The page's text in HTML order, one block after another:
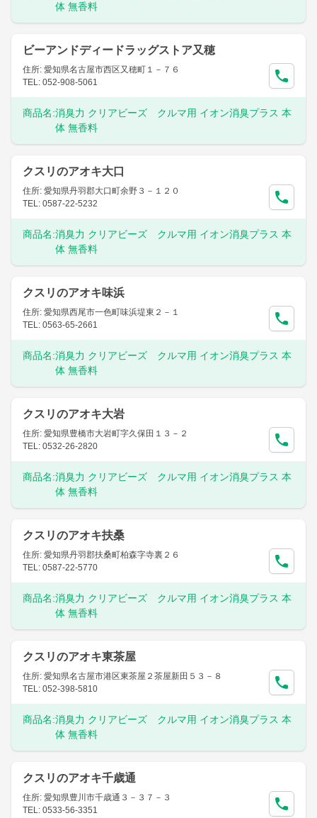
体 無香料
ビーアンドディードラッグストア又穂
住所: 愛知県名古屋市西区又穂町１－７６
TEL: 052-908-5061
商品名:消臭力 クリアビーズ クルマ用 イオン消臭プラス 本
体 無香料
クスリのアオキ大口
住所: 愛知県丹羽郡大口町余野３－１２０
TEL: 0587-22-5232
商品名:消臭力 クリアビーズ クルマ用 イオン消臭プラス 本
体 無香料
クスリのアオキ味浜
住所: 愛知県西尾市一色町味浜堤東２－１
TEL: 0563-65-2661
商品名:消臭力 クリアビーズ クルマ用 イオン消臭プラス 本
体 無香料
クスリのアオキ大岩
住所: 愛知県豊橋市大岩町字久保田１３－２
TEL: 0532-26-2820
商品名:消臭力 クリアビーズ クルマ用 イオン消臭プラス 本
体 無香料
クスリのアオキ扶桑
住所: 愛知県丹羽郡扶桑町柏森字寺裏２６
TEL: 0587-22-5770
商品名:消臭力 クリアビーズ クルマ用 イオン消臭プラス 本
体 無香料
クスリのアオキ東茶屋
住所: 愛知県名古屋市港区東茶屋２茶屋新田５３－８
TEL: 052-398-5810
商品名:消臭力 クリアビーズ クルマ用 イオン消臭プラス 本
体 無香料
クスリのアオキ千歳通
住所: 愛知県豊川市千歳通３－３７－３
TEL: 0533-56-3351